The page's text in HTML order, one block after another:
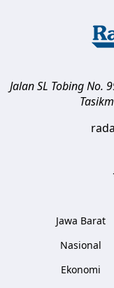
Jalan SL Tobing No.
Jawa Barat
Nasional
Ekonomi